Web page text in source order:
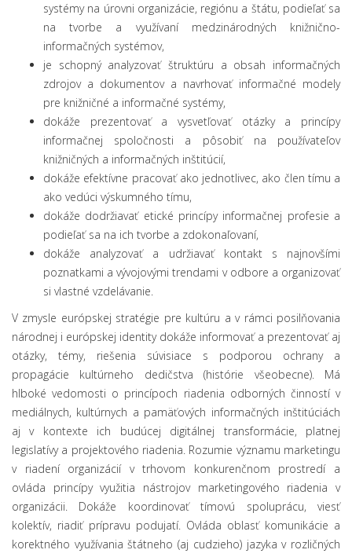
systémy na úrovni organizácie, regiónu a štátu, podieľať sa
na tvorbe a využívaní medzinárodných knižnično-
informačných systémov,
je schopný analyzovať štruktúru a obsah informačných
zdrojov a dokumentov a navrhovať informačné modely
pre knižničné a informačné systémy,
dokáže prezentovať a vysvetľovať otázky a princípy
informačnej spoločnosti a pôsobiť na používateľov
knižničných a informačných inštitúcií,
dokáže efektívne pracovať ako jednotlivec, ako člen tímu a
ako vedúci výskumného tímu,
dokáže dodržiavať etické princípy informačnej profesie a
podieľať sa na ich tvorbe a zdokonaľovaní,
dokáže analyzovať a udržiavať kontakt s najnovšími
poznatkami a vývojovými trendami v odbore a organizovať
si vlastné vzdelávanie.
V zmysle európskej stratégie pre kultúru a v rámci posilňovania
národnej i európskej identity dokáže informovať a prezentovať aj
otázky, témy, riešenia súvisiace s podporou ochrany a
propagácie kultúrneho dedičstva (histórie všeobecne). Má
hlboké vedomosti o princípoch riadenia odborných činností v
mediálnych, kultúrnych a pamäťových informačných inštitúciách
aj v kontexte ich budúcej digitálnej transformácie, platnej
legislatívy a projektového riadenia. Rozumie významu marketingu
v riadení organizácií v trhovom konkurenčnom prostredí a
ovláda princípy využitia nástrojov marketingového riadenia v
organizácii. Dokáže koordinovať tímovú spoluprácu, viesť
kolektív, riadiť prípravu podujatí. Ovláda oblasť komunikácie a
korektného využívania štátneho (aj cudzieho) jazyka v rozličných